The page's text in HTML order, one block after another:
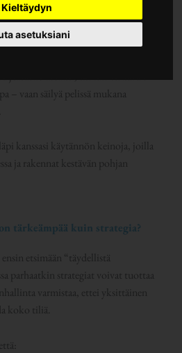
Kieltäydyn
asetuksiani
monia nopeiden voittojen toivossa,
pitkällä aikavälillä ilman yhtä
– vaan säilyä pelissä mukana
kanssasi käytännön keinoja, joilla
ja rakennat kestävän pohjan
tärkeämpää kuin strategia?
etsimään “täydellistä
parhaatkin strategiat voivat tuottaa
varmistaa, ettei yksittäinen
koko tiliä.